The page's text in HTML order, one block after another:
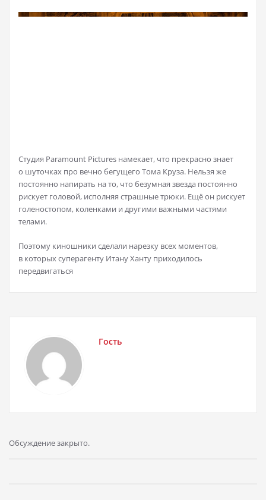
Студия Paramount Pictures намекает, что прекрасно знает
о шуточках про вечно бегущего Тома Круза. Нельзя же
постоянно напирать на то, что безумная звезда постоянно
рискует головой, исполняя страшные трюки. Ещё он рискует
голеностопом, коленками и другими важными частями
телами.
Поэтому киношники сделали нарезку всех моментов,
в которых суперагенту Итану Ханту приходилось
передвигаться
Гость
Обсуждение закрыто.